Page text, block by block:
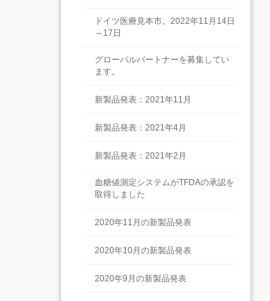
ドイツ医療見本市。2022年11月14日
～17日
グローバルパートナーを募集してい
ます。
新製品発表：2021年11月
新製品発表：2021年4月
新製品発表：2021年2月
血糖値測定システムがTFDAの承認を
取得しました
2020年11月の新製品発表
2020年10月の新製品発表
2020年9月の新製品発表